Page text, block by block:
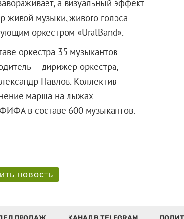
а визуальный эффект
живой музыки, живого голоса
оркестром «UralBand».
оркестра 35 музыкантов
— дирижер оркестра,
Павлов. Коллектив
марша на лыжах
в составе 600 музыкантов.
новость